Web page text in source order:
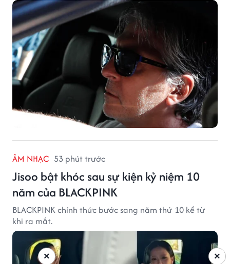
ÂM NHẠC 53 phút trước
Jisoo bật khóc sau sự kiện kỷ niệm 10
năm của BLACKPINK
BLACKPINK chính thức bước sang năm thứ 10 kể từ
khi ra mắt.
×
×